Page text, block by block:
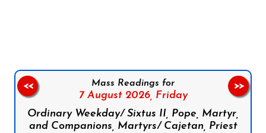
Mass Readings for
7 August 2026, Friday
Ordinary Weekday/ Sixtus II, Pope, Martyr,
and Companions, Martyrs/ Cajetan, Priest
<< >>